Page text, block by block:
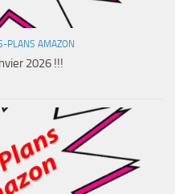
PLANS AMAZON
2026 !!!